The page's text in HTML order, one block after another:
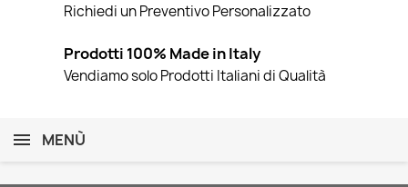
Richiedi un Preventivo Personalizzato
Prodotti 100% Made in Italy
Vendiamo solo Prodotti Italiani di Qualità
MENÙ